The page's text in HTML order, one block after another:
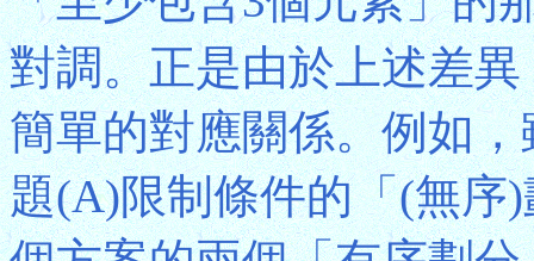
對調。正是由於上述差
簡單的對應關係。例如
題(A)限制條件的「(無序